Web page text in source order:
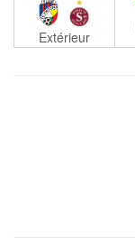
Extérieur